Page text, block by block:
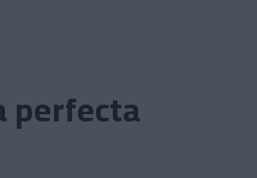
perfecta